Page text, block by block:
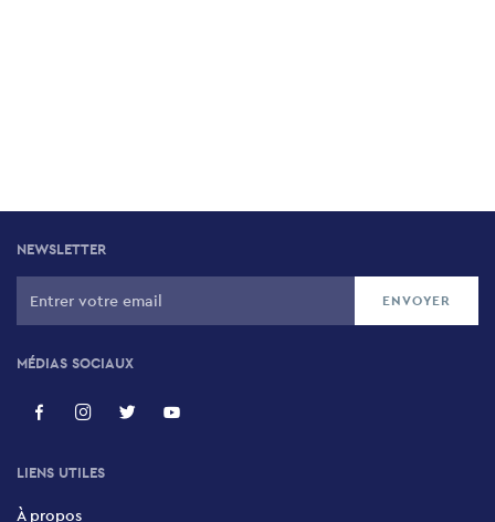
NEWSLETTER
MÉDIAS SOCIAUX
LIENS UTILES
À propos